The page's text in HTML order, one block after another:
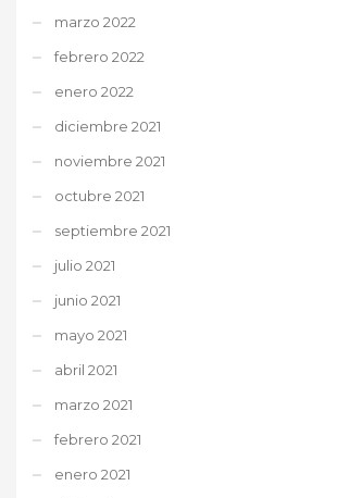
marzo 2022
febrero 2022
enero 2022
diciembre 2021
noviembre 2021
octubre 2021
septiembre 2021
julio 2021
junio 2021
mayo 2021
abril 2021
marzo 2021
febrero 2021
enero 2021